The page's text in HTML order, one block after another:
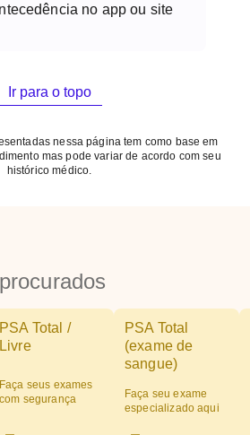
no app ou site
Ir para o topo
nessa página tem como base em
mas pode variar de acordo com seu
histórico médico.
PSA Total /
Livre
Faça seus exames
com segurança
PSA Total
(exame de
sangue)
Faça seu exame
especializado aqui